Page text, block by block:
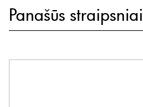
Panašūs straipsniai